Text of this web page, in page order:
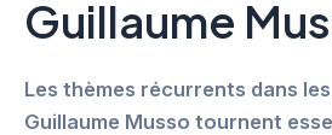
Guillaume
Les thèmes récurrents dans
Guillaume Musso tournent